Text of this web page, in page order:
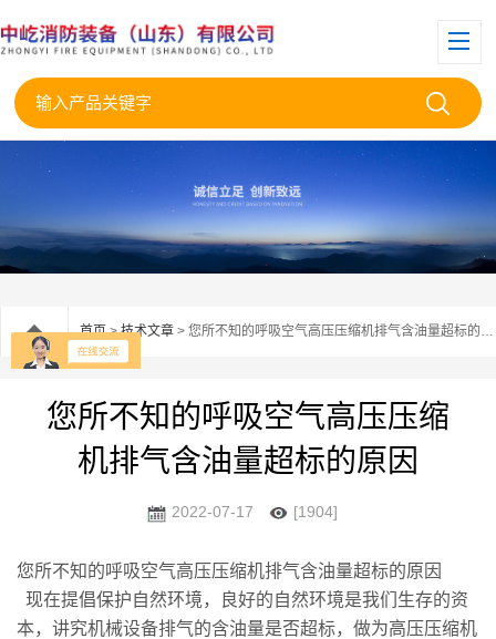
首页>技术文章 > 您所不知的呼吸空气高压压缩机排气含油量超标的原因
您所不知的呼吸空气高压压缩
机排气含油量超标的原因
2022-07-17 [1904]
您所不知的呼吸空气高压压缩机排气含油量超标的原因
现在提倡保护自然环境，良好的自然环境是我们生存的资
本，讲究机械设备排气的含油量是否超标，做为高压压缩机